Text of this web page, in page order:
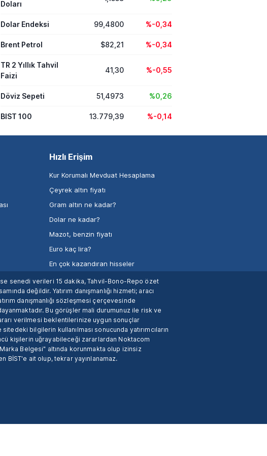
Doları
Dolar Endeksi 99,4800 %-0,34
Brent Petrol $82,21 %-0,34
TR 2 Yıllık Tahvil
Faizi
41,30 %-0,55
Döviz Sepeti 51,4973 %0,26
BIST 100 13.779,39 %-0,14
Hızlı Erişim
Kur Korumalı Mevduat Hesaplama
Çeyrek altın fiyatı
Gram altın ne kadar?
Dolar ne kadar?
Mazot, benzin fiyatı
Euro kaç lira?
En çok kazandıran hisseler
senedi verileri 15 dakika, Tahvil-Bono-Repo özet
değildir. Yatırım danışmanlığı hizmeti; aracı
danışmanlığı sözleşmesi çerçevesinde
Bu görüşler mali durumunuz ile risk ve
verilmesi beklentilerinize uygun sonuçlar
bilgilerin kullanılması sonucunda yatırımcıların
kişilerin uğrayabileceği zararlardan Noktacom
Belgesi" altında korunmakta olup izinsiz
BİST'e ait olup, tekrar yayınlanamaz.